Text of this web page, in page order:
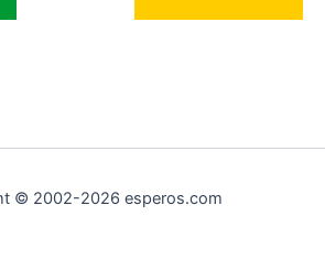
© 2002-2026 esperos.com